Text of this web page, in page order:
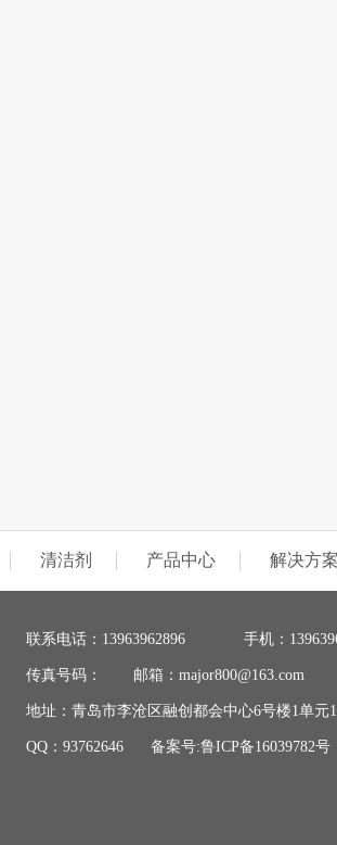
清洁剂 产品中心 解决方案
联系电话：13963962896 手机：
传真号码： 邮箱：major800@163.com
地址：青岛市李沧区融创都会中心6号楼1单元
QQ：93762646 备案号:鲁ICP备16039782号